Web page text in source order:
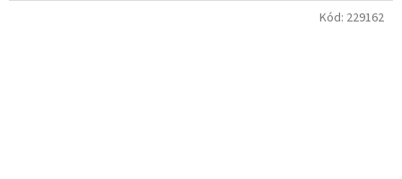
Kód: 229162